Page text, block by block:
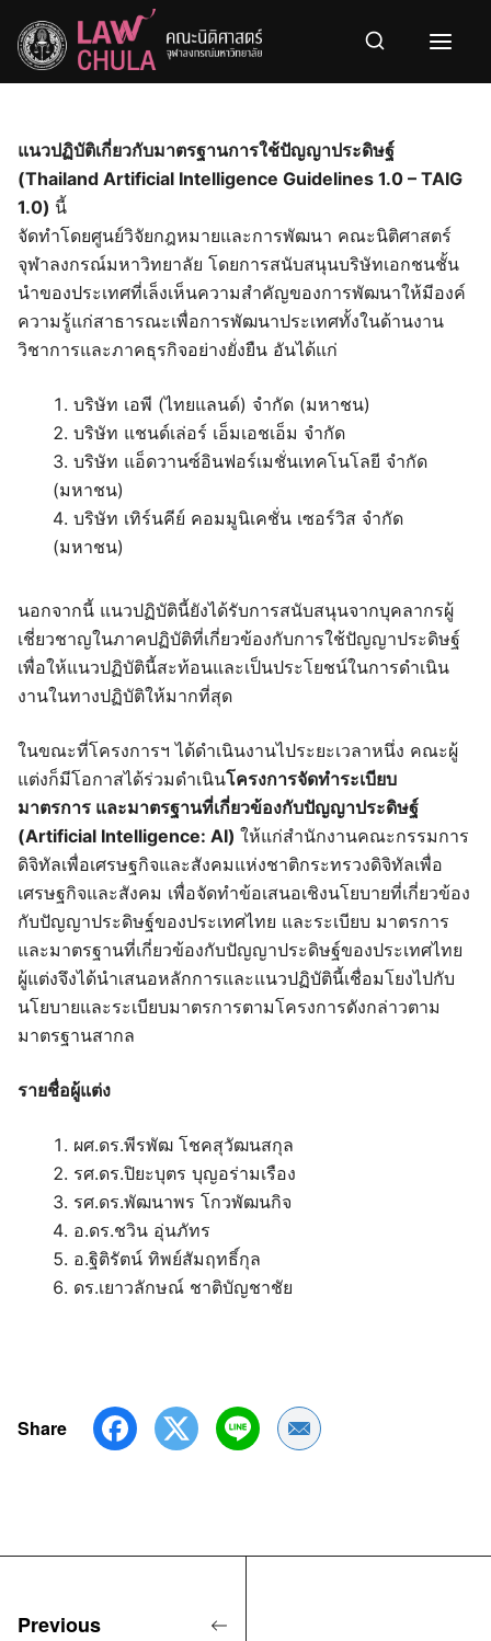
content
แนวปฏิบัติเกี่ยวกับมาตรฐานการใช้ปัญญาประดิษฐ์
(Thailand Artificial Intelligence Guidelines 1.0 – TAIG
1.0) นี้
จัดทำโดยศูนย์วิจัยกฎหมายและการพัฒนา คณะนิติศาสตร์
จุฬาลงกรณ์มหาวิทยาลัย โดยการสนับสนุนบริษัทเอกชนชั้น
นำของประเทศที่เล็งเห็นความสำคัญของการพัฒนาให้มีองค์
ความรู้แก่สาธารณะเพื่อการพัฒนาประเทศทั้งในด้านงาน
วิชาการและภาคธุรกิจอย่างยั่งยืน อันได้แก่
บริษัท เอพี (ไทยแลนด์) จำกัด (มหาชน)
บริษัท แชนด์เล่อร์ เอ็มเอชเอ็ม จำกัด
บริษัท แอ็ดวานซ์อินฟอร์เมชั่นเทคโนโลยี จำกัด
(มหาชน)
บริษัท เทิร์นคีย์ คอมมูนิเคชั่น เซอร์วิส จำกัด
(มหาชน)
นอกจากนี้ แนวปฏิบัตินี้ยังได้รับการสนับสนุนจากบุคลากรผู้
เชี่ยวชาญในภาคปฏิบัติที่เกี่ยวข้องกับการใช้ปัญญาประดิษฐ์
เพื่อให้แนวปฏิบัตินี้สะท้อนและเป็นประโยชน์ในการดำเนิน
งานในทางปฏิบัติให้มากที่สุด
ในขณะที่โครงการฯ ได้ดำเนินงานไประยะเวลาหนึ่ง คณะผู้
แต่งก็มีโอกาสได้ร่วมดำเนินโครงการจัดทำระเบียบ
มาตรการ และมาตรฐานที่เกี่ยวข้องกับปัญญาประดิษฐ์
(Artificial Intelligence: AI) ให้แก่สำนักงานคณะกรรมการ
ดิจิทัลเพื่อเศรษฐกิจและสังคมแห่งชาติกระทรวงดิจิทัลเพื่อ
เศรษฐกิจและสังคม เพื่อจัดทำข้อเสนอเชิงนโยบายที่เกี่ยวข้อง
กับปัญญาประดิษฐ์ของประเทศไทย และระเบียบ มาตรการ
และมาตรฐานที่เกี่ยวข้องกับปัญญาประดิษฐ์ของประเทศไทย
ผู้แต่งจึงได้นำเสนอหลักการและแนวปฏิบัตินี้เชื่อมโยงไปกับ
นโยบายและระเบียบมาตรการตามโครงการดังกล่าวตาม
มาตรฐานสากล
รายชื่อผู้แต่ง
ผศ.ดร.พีรพัฒ โชคสุวัฒนสกุล
รศ.ดร.ปิยะบุตร บุญอร่ามเรือง
รศ.ดร.พัฒนาพร โกวพัฒนกิจ
อ.ดร.ชวิน อุ่นภัทร
อ.ฐิติรัตน์ ทิพย์สัมฤทธิ์กุล
ดร.เยาวลักษณ์ ชาติบัญชาชัย
Share Share by Email
Previous